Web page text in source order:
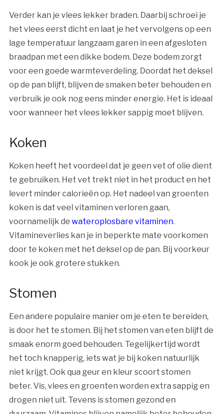
Verder kan je vlees lekker braden. Daarbij schroei je
het vlees eerst dicht en laat je het vervolgens op een
lage temperatuur langzaam garen in een afgesloten
braadpan met een dikke bodem. Deze bodem zorgt
voor een goede warmteverdeling. Doordat het deksel
op de pan blijft, blijven de smaken beter behouden en
verbruik je ook nog eens minder energie. Het is ideaal
voor wanneer het vlees lekker sappig moet blijven.
Koken
Koken heeft het voordeel dat je geen vet of olie dient
te gebruiken. Het vet trekt niet in het product en het
levert minder calorieën op. Het nadeel van groenten
koken is dat veel vitaminen verloren gaan,
voornamelijk de wateroplosbare vitaminen.
Vitamineverlies kan je in beperkte mate voorkomen
door te koken met het deksel op de pan. Bij voorkeur
kook je ook grotere stukken.
Stomen
Een andere populaire manier om je eten te bereiden,
is door het te stomen. Bij het stomen van eten blijft de
smaak enorm goed behouden. Tegelijkertijd wordt
het toch knapperig, iets wat je bij koken natuurlijk
niet krijgt. Ook qua geur en kleur scoort stomen
beter. Vis, vlees en groenten worden extra sappig en
drogen niet uit. Tevens is stomen gezond en